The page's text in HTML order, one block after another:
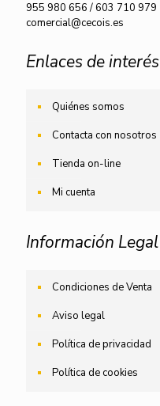
955 980 656/603 710 979
comercial@cecois.es
Enlaces de interés
Quiénes somos
Contacta con nosotros
Tienda on-line
Mi cuenta
Información Legal
Condiciones de Venta
Aviso legal
Política de privacidad
Política de cookies